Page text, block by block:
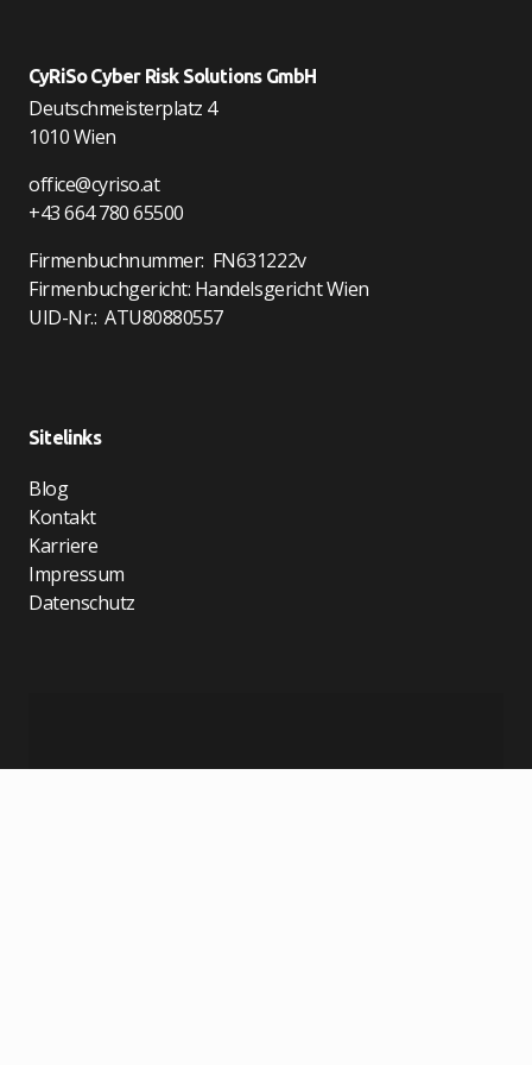
CyRiSo Cyber Risk Solutions GmbH
Deutschmeisterplatz 4
1010 Wien
office@cyriso.at
+43 664 780 65500
Firmenbuchnummer: FN631222v
Firmenbuchgericht: Handelsgericht Wien
UID-Nr.: ATU80880557
Sitelinks
Blog
Kontakt
Karriere
Impressum
Datenschutz